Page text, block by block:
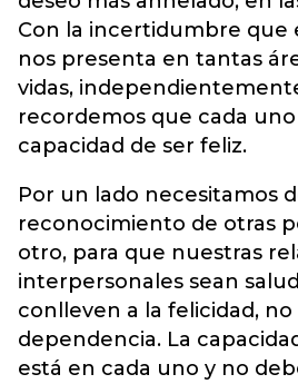
Con la incertidumbre que
nos presenta en tantas
vidas,
recordemos que cada
capacidad de ser feliz.
Por un lado necesitamos
reconocimiento de otras
otro, para que nuestras
interpersonales sean
conlleven a la felicidad,
dependencia. La
está en cada uno y no